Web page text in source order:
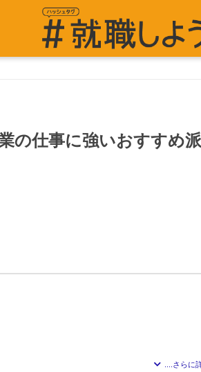
の仕事に強いおすすめ